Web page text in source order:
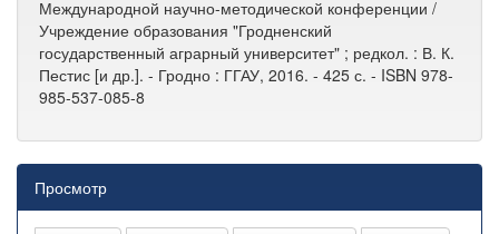
Международной научно-методической конференции /
Учреждение образования "Гродненский
государственный аграрный университет" ; редкол. : В. К.
Пестис [и др.]. - Гродно : ГГАУ, 2016. - 425 с. - ISBN 978-
985-537-085-8
Просмотр